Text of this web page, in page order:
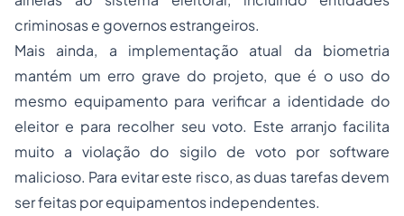
criminosas e governos estrangeiros.
Mais ainda, a implementação atual da biometria
mantém um erro grave do projeto, que é o uso do
mesmo equipamento para verificar a identidade do
eleitor e para recolher seu voto. Este arranjo facilita
muito a violação do sigilo de voto por software
malicioso. Para evitar este risco, as duas tarefas devem
ser feitas por equipamentos independentes.